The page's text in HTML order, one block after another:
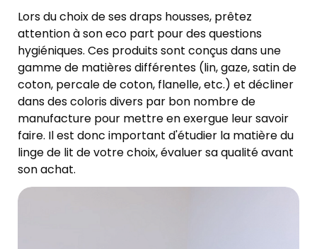
Lors du choix de ses draps housses, prêtez
attention à son eco part pour des questions
hygiéniques. Ces produits sont conçus dans une
gamme de matières différentes (lin, gaze, satin de
coton, percale de coton, flanelle, etc.) et décliner
dans des coloris divers par bon nombre de
manufacture pour mettre en exergue leur savoir
faire. Il est donc important d'étudier la matière du
linge de lit de votre choix, évaluer sa qualité avant
son achat.